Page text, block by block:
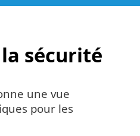
sécurité
une vue
pour les